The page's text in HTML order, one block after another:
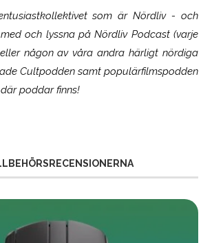
som ärNördliv- och
och lyssna på Nördliv Podcast (varje
någon av våra andra härligt nördiga
Cultpodden samt populärfilmspodden
poddar finns!